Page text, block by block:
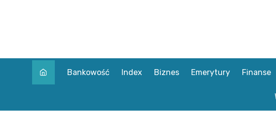
Bankowość Index Biznes Emerytury Finanse